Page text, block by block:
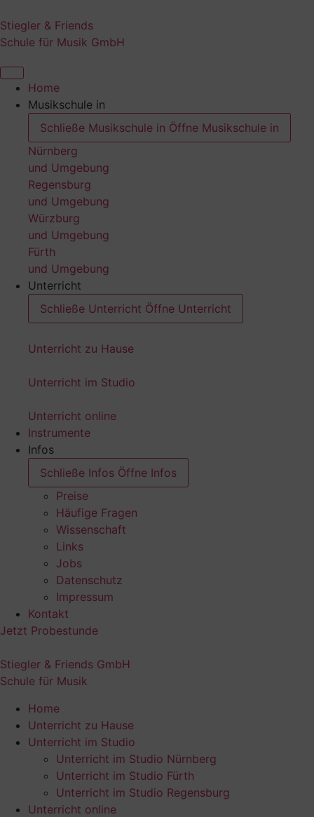
Inhalt
springen
Stiegler & Friends
Schule für Musik GmbH
Home
Musikschule in
Schließe Musikschule in Öffne Musikschule in
Nürnberg
und Umgebung
Regensburg
und Umgebung
Würzburg
und Umgebung
Fürth
und Umgebung
Unterricht
Schließe Unterricht Öffne Unterricht
Unterricht zu Hause
Unterricht im Studio
Unterricht online
Instrumente
Infos
Schließe Infos Öffne Infos
Preise
Häufige Fragen
Wissenschaft
Links
Jobs
Datenschutz
Impressum
Kontakt
Jetzt Probestunde
Stiegler & Friends GmbH
Schule für Musik
Home
Unterricht zu Hause
Unterricht im Studio
Unterricht im Studio Nürnberg
Unterricht im Studio Fürth
Unterricht im Studio Regensburg
Unterricht online